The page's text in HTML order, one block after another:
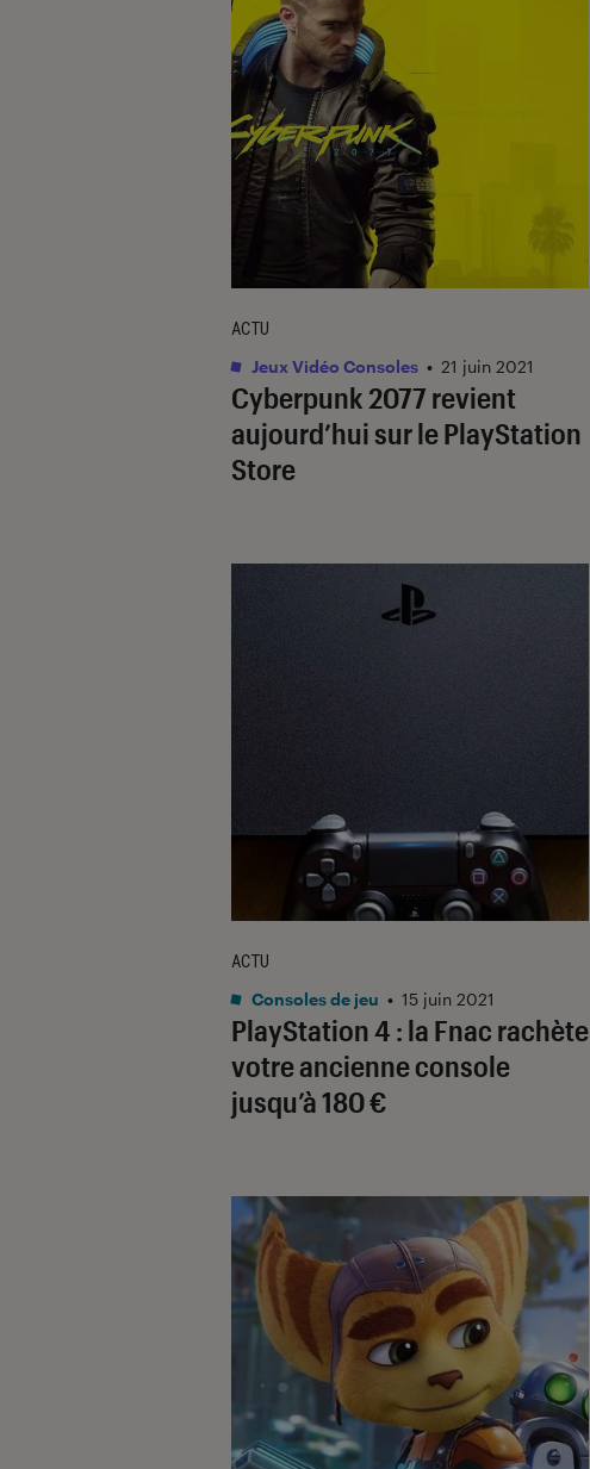
Cyberpunk 2077 revient
aujourd’hui sur le PlayStation
Store
ACTU
Jeux Vidéo Consoles • 21 juin 2021
PlayStation 4 : la Fnac rachète
votre ancienne console
jusqu’à 180 €
ACTU
Consoles de jeu • 15 juin 2021